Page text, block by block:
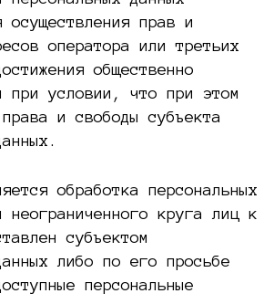
осуществления прав и
оператора или третьих
общественно
при условии, что при этом
и свободы субъекта
обработка персональных
неограниченного круга лиц к
субъектом
либо по его просьбе
персональные